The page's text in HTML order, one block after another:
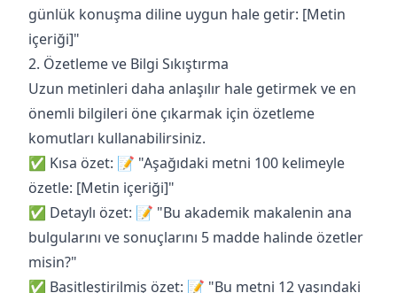
günlük konuşma diline uygun hale getir: [Metin
içeriği]"
2. Özetleme ve Bilgi Sıkıştırma
Uzun metinleri daha anlaşılır hale getirmek ve en
önemli bilgileri öne çıkarmak için özetleme
komutları kullanabilirsiniz.
✅ Kısa özet: 📝 "Aşağıdaki metni 100 kelimeyle
özetle: [Metin içeriği]"
✅ Detaylı özet: 📝 "Bu akademik makalenin ana
bulgularını ve sonuçlarını 5 madde halinde özetler
misin?"
✅ Basitleştirilmiş özet: 📝 "Bu metni 12 yaşındaki